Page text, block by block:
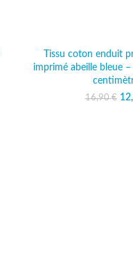
Tissu coton enduit
imprimé abeille bleue
16,90€